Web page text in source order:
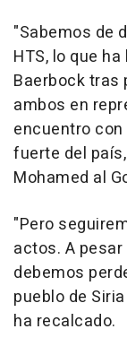
"Sabemos de
HTS, lo que
Baerbock tras
ambos en
encuentro
fuerte del
Mohamed al
"Pero
actos. A
debemos
pueblo de
ha recalcado.